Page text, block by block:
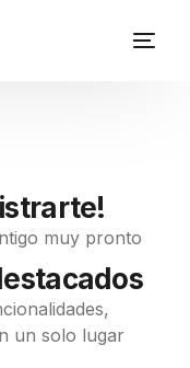
muy pronto
un solo lugar